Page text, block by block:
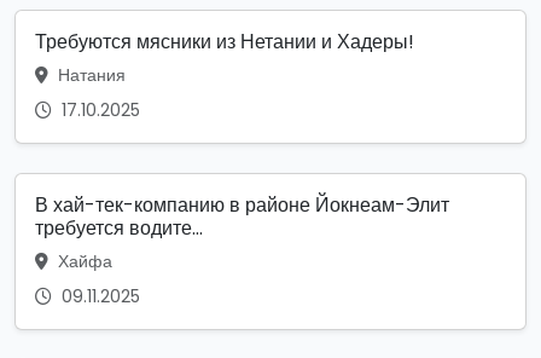
Требуются мясники из Нетании и Хадеры!
Натания
17.10.2025
В хай-тек-компанию в районе Йокнеам-Элит
требуется водите...
Хайфа
09.11.2025